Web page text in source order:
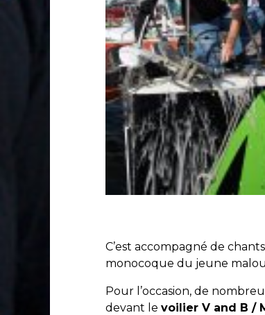
C’est accompagné de
monocoque du jeune
Pour l’occasion, de
devant le voilier V and B /